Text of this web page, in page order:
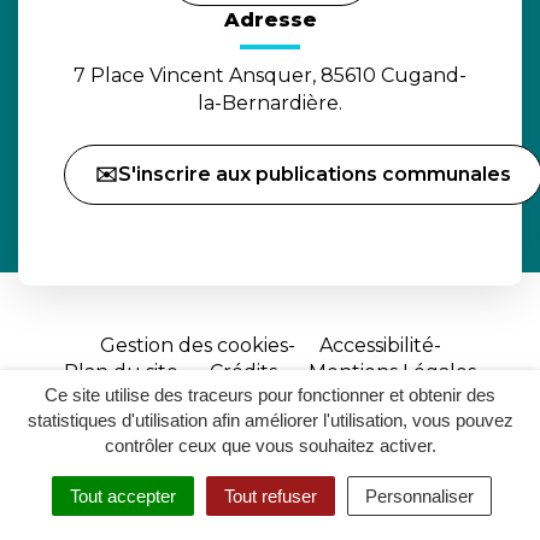
Ce site utilise des traceurs pour fonctionner et obtenir des
statistiques d'utilisation afin améliorer l'utilisation, vous pouvez
contrôler ceux que vous souhaitez activer.
Tout accepter Tout refuser Personnaliser
RECHERCHER
ACCESSIBILITÉ
Adresse
7 Place Vincent Ansquer, 85610 Cugand-
la-Bernardière.
✉️S'inscrire aux publications communales
Gestion des cookies
Accessibilité
Plan du site
Crédits
Mentions Légales
Site
réalisé
par
Inovagora